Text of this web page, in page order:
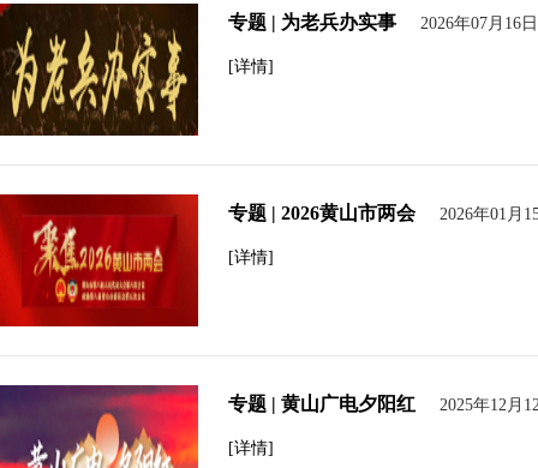
专题 | 为老兵办实事 2026年07月16日
[详情]
专题 | 2026黄山市两会 2026年01月
[详情]
专题 | 黄山广电夕阳红 2025年12月
[详情]